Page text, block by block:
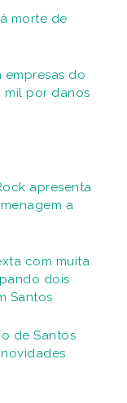
morte de
empresas do
mil por danos
apresenta
a
com muita
dois
Santos
de Santos